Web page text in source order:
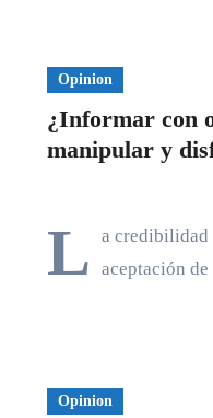
Opinion
¿Informar con
manipular y
L
a credibilidad
aceptación
Opinion